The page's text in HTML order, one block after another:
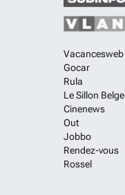
Vacancesweb
Gocar
Rula
Le Sillon Belge
Cinenews
Out
Jobbo
Rendez-vous
Rossel